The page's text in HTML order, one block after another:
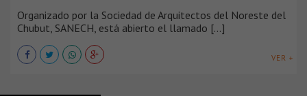
Organizado por la Sociedad de Arquitectos del Noreste del
Chubut, SANECH, está abierto el llamado [...]
VER +